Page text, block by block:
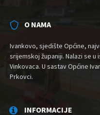
O NAMA
Ivankovo, sjedište Općine,
srijemskoj županiji. Nalazi se u
Vinkovaca. U sastav Općine
Prkovci.
INFORMACIJE